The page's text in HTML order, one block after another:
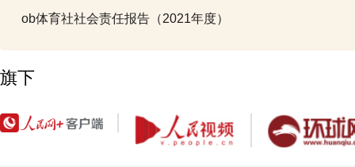
ob体育社社会责任报告（2021年度）
旗下